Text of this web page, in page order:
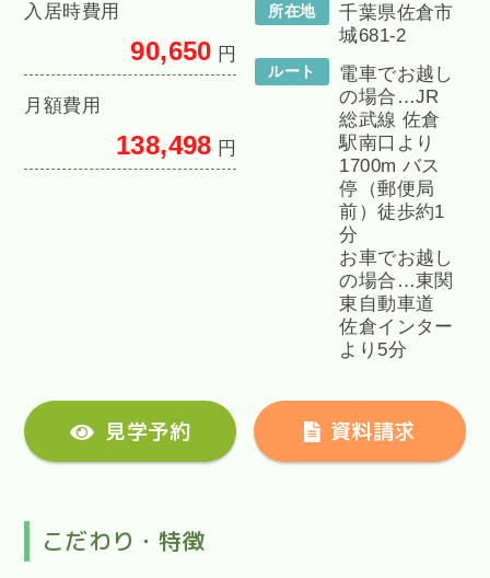
入居時費用
90,650 円
月額費用
138,498 円
所在地
千葉県佐倉市
城681-2
ルート
電車でお越し
の場合…JR
総武線 佐倉
駅南口より
1700m バス
停（郵便局
前）徒歩約1
分
お車でお越し
の場合…東関
東自動車道
佐倉インター
より5分
見学予約 資料請求
こだわり・特徴